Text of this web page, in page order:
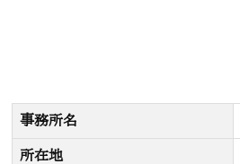
事務所名
所在地